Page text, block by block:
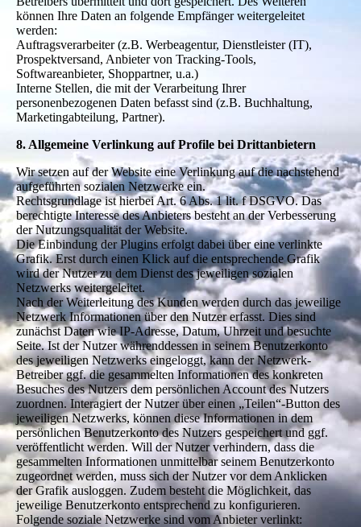
können Ihre Daten an folgende Empfänger weitergeleitet
werden:
Auftragsverarbeiter (z.B. Werbeagentur, Dienstleister (IT),
Prospektversand, Anbieter von Tracking-Tools,
Softwareanbieter, Shoppartner, u.a.)
Interne Stellen, die mit der Verarbeitung Ihrer
personenbezogenen Daten befasst sind (z.B. Buchhaltung,
Marketingabteilung, Partner).
8. Allgemeine Verlinkung auf Profile bei Drittanbietern
Wir setzen auf der Website eine Verlinkung auf die nachstehend
aufgeführten sozialen Netzwerke ein.
Rechtsgrundlage ist hierbei Art. 6 Abs. 1 lit. f DSGVO. Das
berechtigte Interesse des Anbieters besteht an der Verbesserung
der Nutzungsqualität der Website.
Die Einbindung der Plugins erfolgt dabei über eine verlinkte
Grafik. Erst durch einen Klick auf die entsprechende Grafik
wird der Nutzer zu dem Dienst des jeweiligen sozialen
Netzwerks weitergeleitet.
Nach der Weiterleitung des Kunden werden durch das jeweilige
Netzwerk Informationen über den Nutzer erfasst. Dies sind
zunächst Daten wie IP-Adresse, Datum, Uhrzeit und besuchte
Seite. Ist der Nutzer währenddessen in seinem Benutzerkonto
des jeweiligen Netzwerks eingeloggt, kann der Netzwerk-
Betreiber ggf. die gesammelten Informationen des konkreten
Besuches des Nutzers dem persönlichen Account des Nutzers
zuordnen. Interagiert der Nutzer über einen „Teilen“-Button des
jeweiligen Netzwerks, können diese Informationen in dem
persönlichen Benutzerkonto des Nutzers gespeichert und ggf.
veröffentlicht werden. Will der Nutzer verhindern, dass die
gesammelten Informationen unmittelbar seinem Benutzerkonto
zugeordnet werden, muss sich der Nutzer vor dem Anklicken
der Grafik ausloggen. Zudem besteht die Möglichkeit, das
jeweilige Benutzerkonto entsprechend zu konfigurieren.
Folgende soziale Netzwerke sind vom Anbieter verlinkt: